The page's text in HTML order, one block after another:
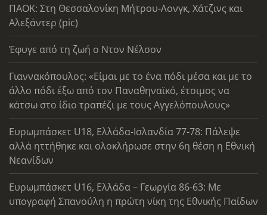
ΠΑΟΚ: Στη Θεσσαλονίκη Μήτρου-Λονγκ, Χάτζινς και
Αλεξάντερ (pic)
Έφυγε από τη ζωή ο Ντον Νέλσον
Γιαννακόπουλος: «Είμαι με το ένα πόδι μέσα και με το
άλλο πόδι έξω από τον Παναθηναϊκό, έτοιμος να
κάτσω στο ίδιο τραπέζι με τους Αγγελόπουλους»
Ευρωμπάσκετ U18, Ελλάδα-Ισλανδία 77-78: Πάλεψε
αλλά ηττήθηκε και ολοκλήρωσε στην 6η θέση η Εθνική
Νεανίδων
Ευρωμπάσκετ U16, Ελλάδα – Γεωργία 86-63: Με
υπογραφή Σπανούλη η πρώτη νίκη της Εθνικής Παίδων